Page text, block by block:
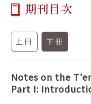
期刊目次
上冊 下冊
Notes on the
Part I: